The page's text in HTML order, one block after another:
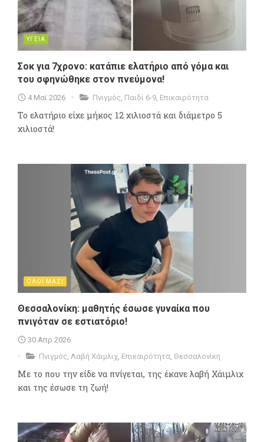
ΥΓΕΙΑ
Σοκ για 7χρονο: κατάπιε ελατήριο από γόμα και
του σφηνώθηκε στον πνεύμονα!
4 Μαϊ 2026 Πνιγμός, Παιδί 6-9, Επικαιρότητα
Το ελατήριο είχε μήκος 12 χιλιοστά και διάμετρο 5
χιλιοστά!
ΟΛΟΙ ΜΑΖΙ
Θεσσαλονίκη: μαθητής έσωσε γυναίκα που
πνιγόταν σε εστιατόριο!
30 Απρ 2026
Πνιγμός Λαβή Χάιμλιχ Επικαιρότητα Θεσσαλονίκη
Με το που την είδε να πνίγεται, της έκανε λαβή Χάιμλιχ
και της έσωσε τη ζωή!